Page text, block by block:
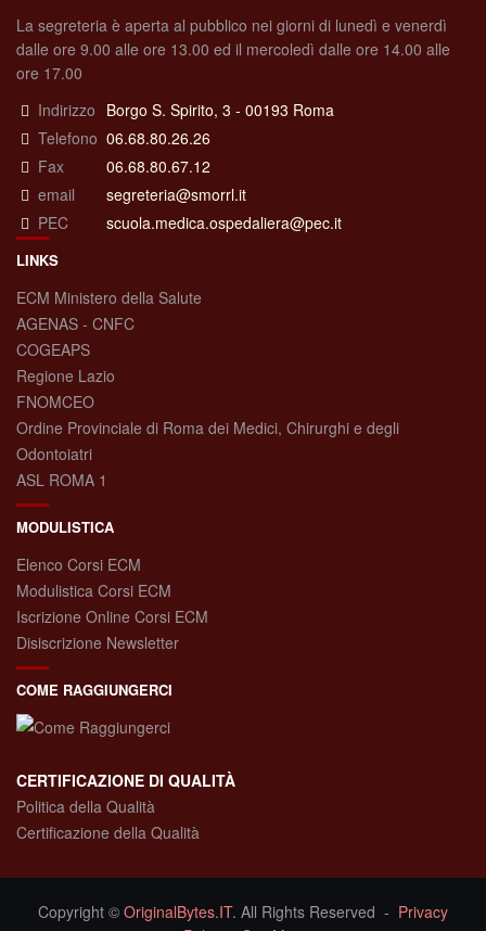
La segreteria è aperta al pubblico nei giorni di lunedì e venerdì
dalle ore 9.00 alle ore 13.00 ed il mercoledì dalle ore 14.00 alle
ore 17.00
Indirizzo Borgo S. Spirito, 3 - 00193 Roma
Telefono 06.68.80.26.26
Fax
06.68.80.67.12
email
segreteria@smorrl.it
PEC
scuola.medica.ospedaliera@pec.it
LINKS
ECM Ministero della Salute
AGENAS - CNFC
COGEAPS
Regione Lazio
FNOMCEO
Ordine Provinciale di Roma dei Medici, Chirurghi e degli
Odontoiatri
ASL ROMA 1
MODULISTICA
Elenco Corsi ECM
Modulistica Corsi ECM
Iscrizione Online Corsi ECM
Disiscrizione Newsletter
COME RAGGIUNGERCI
CERTIFICAZIONE DI QUALITÀ
Politica della Qualità
Certificazione della Qualità
Copyright © OriginalBytes.IT. All Rights Reserved - Privacy